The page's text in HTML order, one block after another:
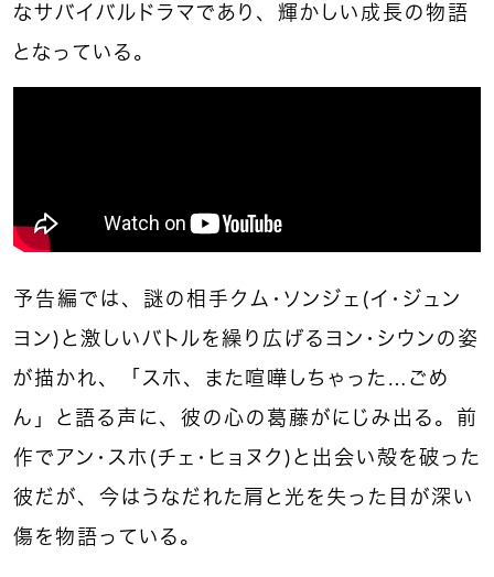
なサバイバルドラマであり、輝かしい成長の物語
となっている。
予告編では、謎の相手クム・ソンジェ（イ・ジュン
ヨン）と激しいバトルを繰り広げるヨン・シウンの姿
が描かれ、「スホ、また喧嘩しちゃった…ごめ
ん」と語る声に、彼の心の葛藤がにじみ出る。前
作でアン・スホ（チェ・ヒョヌク）と出会い殻を破った
彼だが、今はうなだれた肩と光を失った目が深い
傷を物語っている。